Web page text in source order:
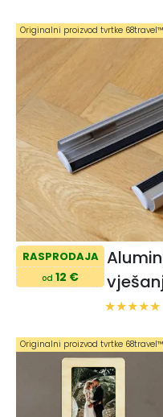
RASPRODAJA
od 12 €
Originalni proizvod tvrtke 68travel™️
Originalni proizvod tvrtke 68travel™️